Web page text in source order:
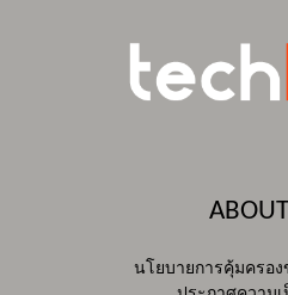
นโยบายการคุ้มครอ